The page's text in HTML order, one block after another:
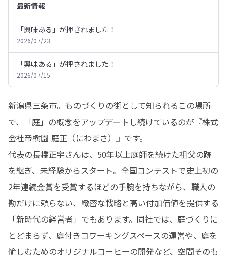
最新情報
「興味ある」が押されました！
2026/07/23
「興味ある」が押されました！
2026/07/15
新潟県三条市。ものづくりの街として知られるこの場所
で、「庭」の概念をアップデートし続けているのが『株式
会社帝樹園 庭正（にわまさ）』です。
代表の長橋正宇さんは、50年以上庭師を続けた祖父の跡
を継ぎ、未経験からスタート。全国コンテストで史上初の
2年連続金賞を受賞するほどの手腕を持ちながら、職人の
勘だけに頼らない、緻密な戦略と高い付加価値を提供する
「新時代の経営者」でもあります。同社では、庭づくりに
とどまらず、庭付きコワーキングスペースの運営や、庭を
愉しむためのオリジナルコーヒーの開発など、空間そのも